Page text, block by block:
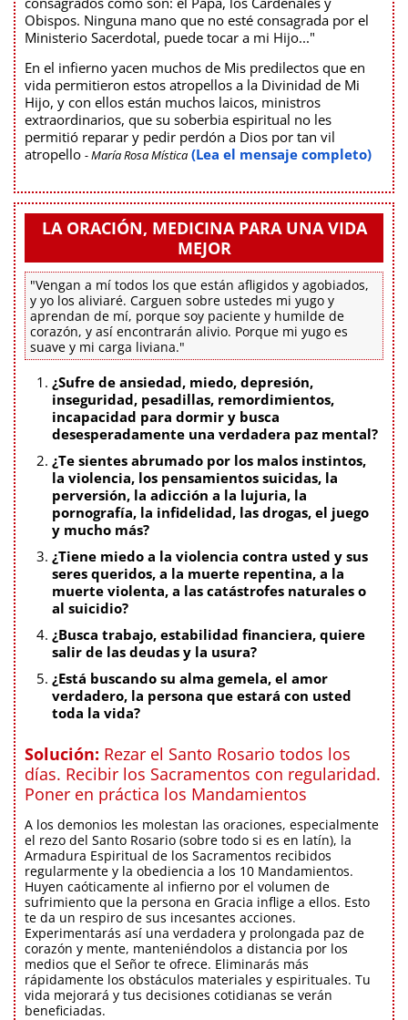
Obispos. Ninguna mano que no esté consagrada por el
Ministerio Sacerdotal, puede tocar a mi Hijo..."
En el infierno yacen muchos de Mis predilectos que en
vida permitieron estos atropellos a la Divinidad de Mi
Hijo, y con ellos están muchos laicos, ministros
extraordinarios, que su soberbia espiritual no les
permitió reparar y pedir perdón a Dios por tan vil
atropello - María Rosa Mística (Lea el mensaje completo)
LA ORACIÓN, MEDICINA PARA UNA VIDA
MEJOR
"Vengan a mí todos los que están afligidos y agobiados,
y yo los aliviaré. Carguen sobre ustedes mi yugo y
aprendan de mí, porque soy paciente y humilde de
corazón, y así encontrarán alivio. Porque mi yugo es
suave y mi carga liviana."
¿Sufre de ansiedad, miedo, depresión,
inseguridad, pesadillas, remordimientos,
incapacidad para dormir y busca
desesperadamente una verdadera paz mental?
¿Te sientes abrumado por los malos instintos,
la violencia, los pensamientos suicidas, la
perversión, la adicción a la lujuria, la
pornografía, la infidelidad, las drogas, el juego
y mucho más?
¿Tiene miedo a la violencia contra usted y sus
seres queridos, a la muerte repentina, a la
muerte violenta, a las catástrofes naturales o
al suicidio?
¿Busca trabajo, estabilidad financiera, quiere
salir de las deudas y la usura?
¿Está buscando su alma gemela, el amor
verdadero, la persona que estará con usted
toda la vida?
Solución: Rezar el Santo Rosario todos los
días. Recibir los Sacramentos con regularidad.
Poner en práctica los Mandamientos
A los demonios les molestan las oraciones, especialmente
el rezo del Santo Rosario (sobre todo si es en latín), la
Armadura Espiritual de los Sacramentos recibidos
regularmente y la obediencia a los 10 Mandamientos.
Huyen caóticamente al infierno por el volumen de
sufrimiento que la persona en Gracia inflige a ellos. Esto
te da un respiro de sus incesantes acciones.
Experimentarás así una verdadera y prolongada paz de
corazón y mente, manteniéndolos a distancia por los
medios que el Señor te ofrece. Eliminarás más
rápidamente los obstáculos materiales y espirituales. Tu
vida mejorará y tus decisiones cotidianas se verán
beneficiadas.